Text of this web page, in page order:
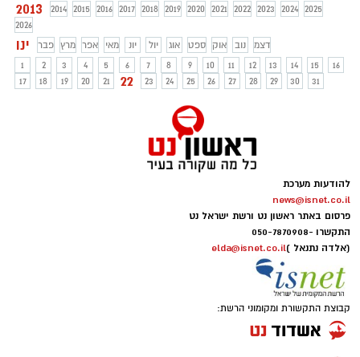
2013 2014 2015 2016 2017 2018 2019 2020 2021 2022 2023 2024 2025
2026
ינו פבר מרץ אפר מאי יונ יול אוג ספט אוק נוב
דצמ
1
2 3 4 5 6 7 8 9 10 11 12 13 14 15
16
17
18 19 20 21 22 23 24 25 26 27 28 29 30 31
להודעות מערכת
news@isnet.co.il
פרסום באתר ראשון נט ורשת ישראל נט
התקשרו -050-7870908
(אלדה נתנאל )elda@isnet.co.il
קבוצת התקשורת ומקומוני הרשת: